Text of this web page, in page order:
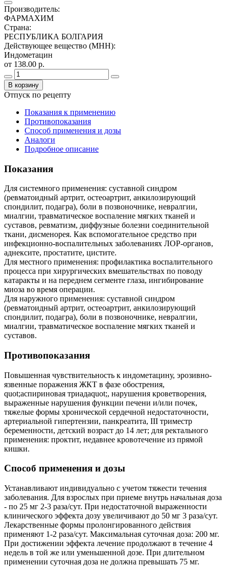
Производитель:
ФАРМАХИМ
Страна:
РЕСПУБЛИКА БОЛГАРИЯ
Действующее вещество (МНН):
Индометацин
от 138.00 р.
В корзину
Отпуск по рецепту
Показания к применению
Противопоказания
Способ применения и дозы
Аналоги
Подробное описание
Показания
Для системного применения: суставной синдром
(ревматоидный артрит, остеоартрит, анкилозирующий
спондилит, подагра), боли в позвоночнике, невралгии,
миалгии, травматическое воспаление мягких тканей и
суставов, ревматизм, диффузные болезни соединительной
ткани, дисменорея. Как вспомогательное средство при
инфекционно-воспалительных заболеваниях ЛОР-органов,
аднексите, простатите, цистите.
Для местного применения: профилактика воспалительного
процесса при хирургических вмешательствах по поводу
катаракты и на переднем сегменте глаза, ингибирование
миоза во время операции.
Для наружного применения: суставной синдром
(ревматоидный артрит, остеоартрит, анкилозирующий
спондилит, подагра), боли в позвоночнике, невралгии,
миалгии, травматическое воспаление мягких тканей и
суставов.
Противопоказания
Повышенная чувствительность к индометацину, эрозивно-
язвенные поражения ЖКТ в фазе обострения,
quot;аспириновая триадаquot;, нарушения кроветворения,
выраженные нарушения функции печени и/или почек,
тяжелые формы хронической сердечной недостаточности,
артериальной гипертензии, панкреатита, III триместр
беременности, детский возраст до 14 лет; для ректального
применения: проктит, недавнее кровотечение из прямой
кишки.
Способ применения и дозы
Устанавливают индивидуально с учетом тяжести течения
заболевания. Для взрослых при приеме внутрь начальная доза
- по 25 мг 2-3 раза/сут. При недостаточной выраженности
клинического эффекта дозу увеличивают до 50 мг 3 раза/сут.
Лекарственные формы пролонгированного действия
применяют 1-2 раза/сут. Максимальная суточная доза: 200 мг.
При достижении эффекта лечение продолжают в течение 4
недель в той же или уменьшенной дозе. При длительном
применении суточная доза не должна превышать 75 мг.